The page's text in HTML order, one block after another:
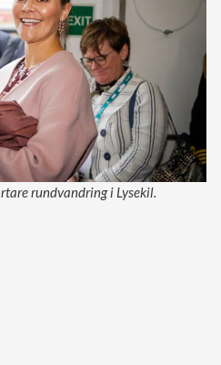
rundvandring i Lysekil.